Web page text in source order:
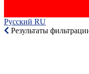
Русский RU‎
Результаты